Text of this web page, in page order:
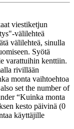
viestiketjun
välilehteä
välilehteä, sinulla
Syötä
varattuihin kenttiin.
rivillään
monta vaihtoehtoa
set the number of
“Kuinka monta
kesto päivinä (0
käyttäjille